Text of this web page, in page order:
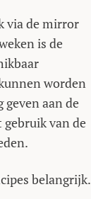
via de mirror
is de
worden
aan de
van de
belangrijk.